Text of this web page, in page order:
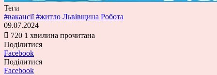
Теги
#вакансії #житло Львівщина Робота
09.07.2024
720 1 хвилина прочитана
Поділитися
Facebook
Поділитися
Facebook